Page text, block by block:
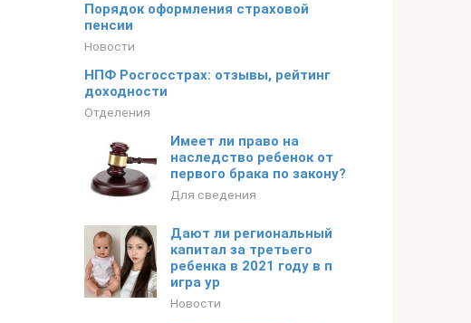
Порядок оформления страховой
пенсии
Новости
НПФ Росгосстрах: отзывы, рейтинг
доходности
Отделения
Имеет ли право на
наследство ребенок от
первого брака по закону?
Для сведения
Дают ли региональный
капитал за третьего
ребенка в 2021 году в п
игра ур
Новости